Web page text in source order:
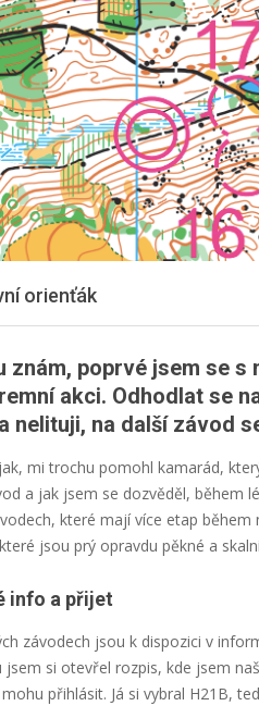
orienťák
znám, poprvé jsem se
akci. Odhodlat se
nelituji, na další závod
mi trochu pomohl kamarád,
a jak jsem se dozvěděl, během
které mají více etap
jsou prý opravdu pěkné a
info a přijet
závodech jsou k dispozici v
jsem si otevřel rozpis, kde jsem
přihlásit. Já si vybral H21B,